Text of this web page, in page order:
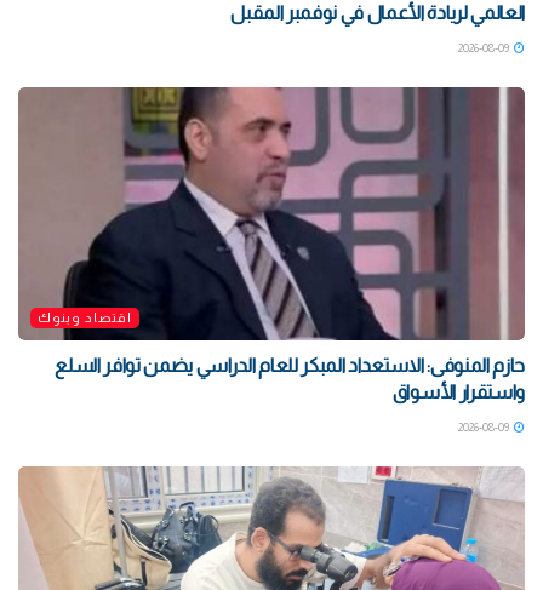
العالمي لريادة الأعمال في نوفمبر المقبل
اقتصاد وبنوك
حازم المنوفى: الاستعداد المبكر للعام الدراسي يضمن توافر السلع
واستقرار الأسواق